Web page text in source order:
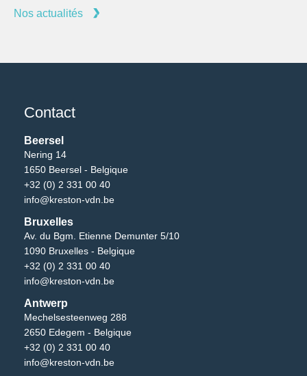
Nos actualités
Contact
Beersel
Nering 14
1650 Beersel - Belgique
+32 (0) 2 331 00 40
info@kreston-vdn.be
Bruxelles
Av. du Bgm. Etienne Demunter 5/10
1090 Bruxelles - Belgique
+32 (0) 2 331 00 40
info@kreston-vdn.be
Antwerp
Mechelsesteenweg 288
2650 Edegem - Belgique
+32 (0) 2 331 00 40
info@kreston-vdn.be